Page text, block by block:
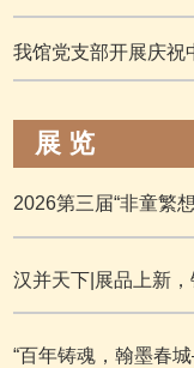
我馆党支部开展庆祝
展 览
2026第三届“非童繁
汉并天下|展品上新
“百年铸魂，翰墨春